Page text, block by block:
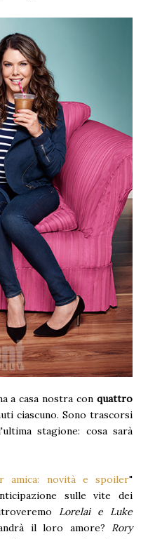
a casa nostra conquattro
ciascuno. Sono trascorsi
stagione: cosa sarà
amica: novità e spoiler"
sulle vite dei
Lorelai e Luke
il loro amore? Rory